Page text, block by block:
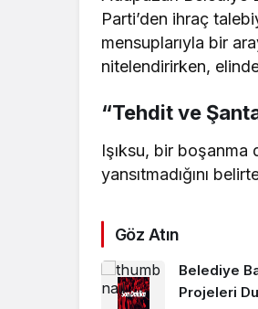
Parti’den ihraç
mensuplarıyla bir
nitelendirirken,
“Tehdit ve
Işıksu, bir boşanma
yansıtmadığını
Göz Atın
Belediye
Projeleri